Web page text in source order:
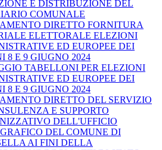
E DISTRIBUZIONE DEL
COMUNALE
DIRETTO FORNITURA
ELETTORALE ELEZIONI
ED EUROPEE DEI
8 E 9 GIUGNO 2024
TABELLONI PER ELEZIONI
ED EUROPEE DEI
8 E 9 GIUGNO 2024
DIRETTO DEL SERVIZIO
E SUPPORTO
DELL'UFFICIO
DEL COMUNE DI
AI FINI DELLA